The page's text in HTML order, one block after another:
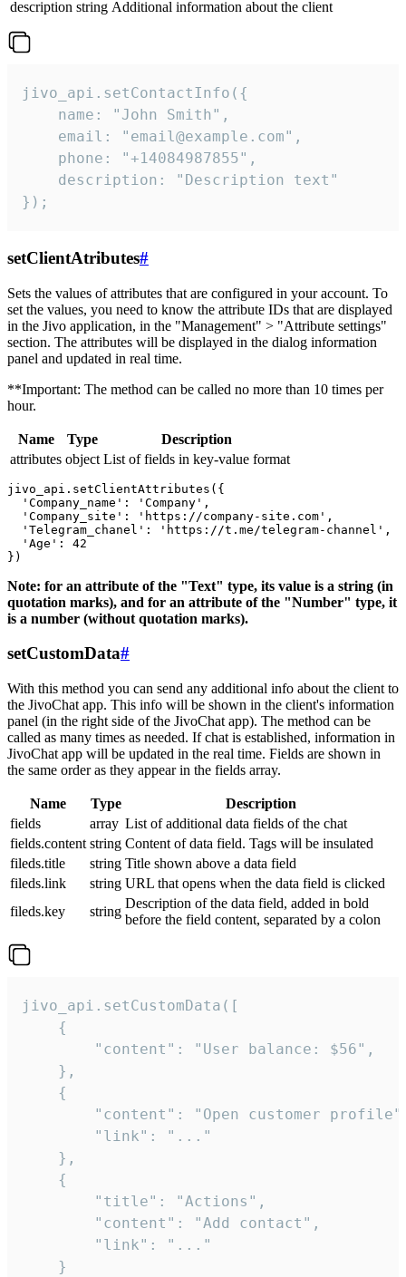
description string Additional information about the client
jivo_api.setContactInfo({
    name: "John Smith",
    email: "email@example.com",
    phone: "+14084987855",
    description: "Description text"
});
setClientAtributes#
Sets the values ​​of attributes that are configured in your account. To
set the values, you need to know the attribute IDs that are displayed
in the Jivo application, in the "Management" > "Attribute settings"
section. The attributes will be displayed in the dialog information
panel and updated in real time.
**Important: The method can be called no more than 10 times per
hour.
Name Type
Description
attributes object List of fields in key-value format
jivo_api.setClientAttributes({
  'Company_name': 'Company',
  'Company_site': 'https://company-site.com',
  'Telegram_chanel': 'https://t.me/telegram-channel',
  'Age': 42
Note: for an attribute of the "Text" type, its value is a string (in
quotation marks), and for an attribute of the "Number" type, it
is a number (without quotation marks).
setCustomData#
With this method you can send any additional info about the client to
the JivoChat app. This info will be shown in the client's information
panel (in the right side of the JivoChat app). The method can be
called as many times as needed. If chat is established, information in
JivoChat app will be updated in the real time. Fields are shown in
the same order as they appear in the fields array.
Name Type
Description
fields
array List of additional data fields of the chat
fields.content string Content of data field. Tags will be insulated
fileds.title
string Title shown above a data field
fileds.link
string URL that opens when the data field is clicked
fileds.key
string
Description of the data field, added in bold
before the field content, separated by a colon
jivo_api.setCustomData([
    {
        "content": "User balance: $56",
    },
    {
"content": "Open customer
        "link": "..."
    },
    {
        "title": "Actions",
        "content": "Add contact",
        "link": "..."
    }